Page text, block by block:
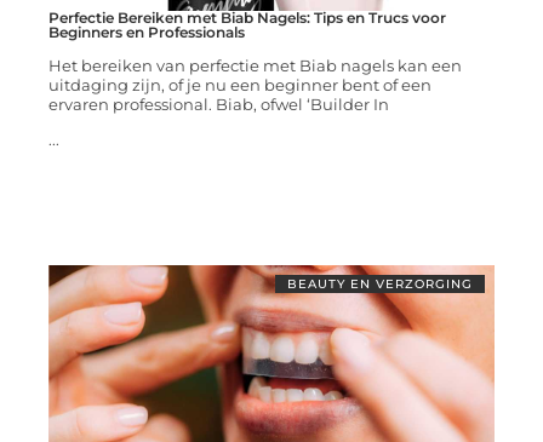
Perfectie Bereiken met Biab Nagels: Tips en Trucs voor
Beginners en Professionals
Het bereiken van perfectie met Biab nagels kan een
uitdaging zijn, of je nu een beginner bent of een
ervaren professional. Biab, ofwel ‘Builder In
...
BEAUTY EN VERZORGING